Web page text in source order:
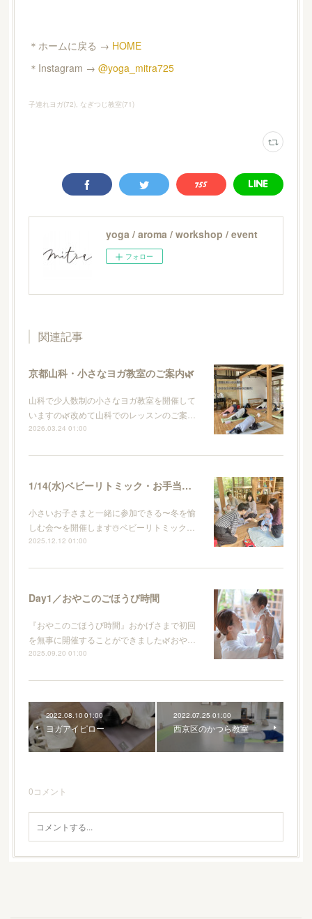
＊ホームに戻る → HOME
＊Instagram → @yoga_mitra725
子連れヨガ(72) なぎつじ教室(71)
yoga / aroma / workshop / event
フォロー
関連記事
京都山科・小さなヨガ教室のご案内🌿
山科で少人数制の小さなヨガ教室を開催して
いますの🌿改めて山科でのレッスンのご案…
2026.03.24 01:00
1/14(水)ベビーリトミック・お手当て・ランチの会
小さいお子さまと一緒に参加できる〜冬を愉
しむ会〜を開催します☃️ベビーリトミック…
2025.12.12 01:00
Day1／おやこのごほうび時間
『おやこのごほうび時間』おかげさまで初回
を無事に開催することができました🌿おや…
2025.09.20 01:00
2022.08.10 01:00
ヨガアイピロー
2022.07.25 01:00
西京区のかつら教室
0コメント